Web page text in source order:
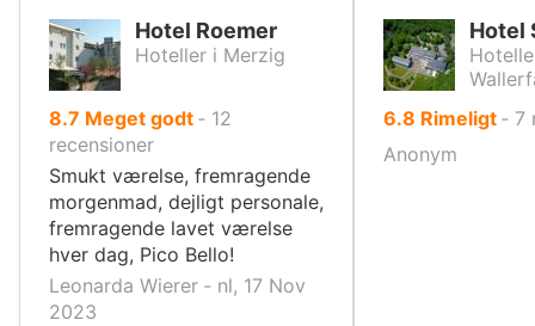
Hotel Roemer
Hoteller i Merzig
8.7 ud
af
10,
Meget godt ‐ 12
recensioner
Smukt værelse, fremragende
morgenmad, dejligt personale,
fremragende lavet værelse
hver dag, Pico Bello!
Leonarda Wierer ‐ nl, 17 Nov
2023
Hotel
6.8 ud
10,
Rimeligt ‐ 7
Anonym